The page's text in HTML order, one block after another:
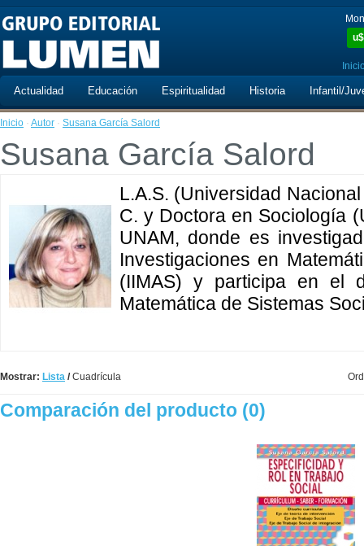
u$
Actualidad Educación Espiritualidad Historia Infantil/
Inicio · Autor · Susana García Salord
Susana García Salord
L.A.S. (Universidad
C. y Doctora en Sociología
UNAM, donde es
Investigaciones en
(IIMAS) y participa en el
Matemática de Sistemas
Mostrar: Lista /Cuadrícula
Comparación del producto (0)